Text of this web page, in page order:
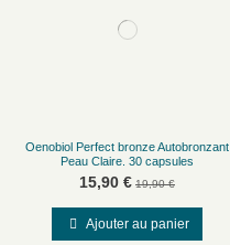
Oenobiol Perfect bronze Autobronzant
Peau Claire. 30 capsules
15,90 € 19,90 €
Ajouter au panier